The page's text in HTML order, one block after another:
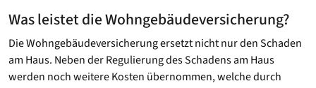
Was leistet die Wohngebäudeversicherung?
Die Wohngebäudeversicherung ersetzt nicht nur den Schaden
am Haus. Neben der Regulierung des Schadens am Haus
werden noch weitere Kosten übernommen, welche durch